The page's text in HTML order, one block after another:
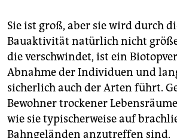
Sie ist groß, aber sie wird durch
Bauaktivität natürlich nicht
die verschwindet, ist ein
Abnahme der Individuen und
sicherlich auch der Arten führt.
Bewohner trockener
wie sie typischerweise auf
Bahngeländen anzutreffen sind.